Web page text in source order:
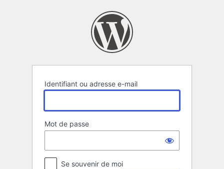
Identifiant ou adresse e-mail
Mot de passe
Se souvenir de moi